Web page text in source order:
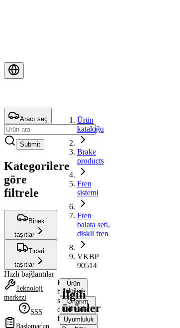
Aracı seç
Submit
Kategorilere
göre
filtrele
Binek
taşıtlar
Ticari
taşıtlar
Hızlı bağlantılar
Teknoloji
merkezi
SSS
Başlamadan
Ürün
kataloğu
Brake
products
Fren
sistemi
Fren
balata seti,
diskli fren
VKBP
90514
Fren
balata
seti,
diskli
fren
Ürün
bilgileri
Onarım
talimatları
Uyumluluk
İlgili
ürünler